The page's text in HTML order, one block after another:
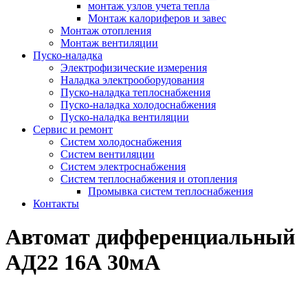
монтаж узлов учета тепла
Монтаж калориферов и завес
Монтаж отопления
Монтаж вентиляции
Пуско-наладка
Электрофизические измерения
Наладка электрооборудования
Пуско-наладка теплоснабжения
Пуско-наладка холодоснабжения
Пуско-наладка вентиляции
Сервис и ремонт
Систем холодоснабжения
Систем вентиляции
Систем электроснабжения
Систем теплоснабжения и отопления
Промывка систем теплоснабжения
Контакты
Автомат дифференциальный
АД22 16А 30мА